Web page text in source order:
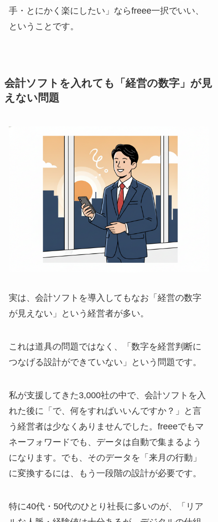
手・とにかく楽にしたい」ならfreee一択でいい、
ということです。
会計ソフトを入れても「経営の数字」が見
えない問題
実は、会計ソフトを導入してもなお「経営の数字
が見えない」という経営者が多い。
これは道具の問題ではなく、「数字を経営判断に
つなげる設計ができていない」という問題です。
私が支援してきた3,000社の中で、会計ソフトを入
れた後に「で、何をすればいいんですか？」と言
う経営者は少なくありませんでした。freeeでもマ
ネーフォワードでも、データは自動で集まるよう
になります。でも、そのデータを「来月の行動」
に変換するには、もう一段階の設計が必要です。
特に40代・50代のひとり社長に多いのが、「リア